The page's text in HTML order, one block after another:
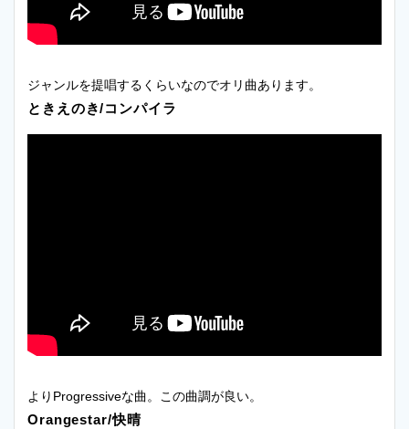
ジャンルを提唱するくらいなのでオリ曲あります。
ときえのき/コンパイラ
よりProgressiveな曲。この曲調が良い。
Orangestar/快晴